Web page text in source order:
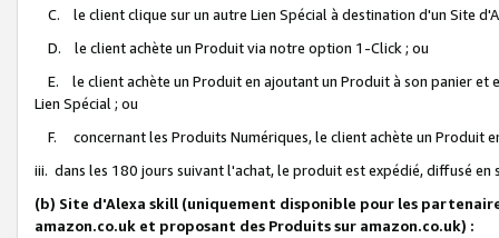
C. le client clique sur un autre Lien Spécial à destination d'un Site
D. le client achète un Produit via notre option 1-Click ; ou
E. le client achète un Produit en ajoutant un Produit à son panier et
Lien Spécial ; ou
F. concernant les Produits Numériques, le client achète un Produit
iii. dans les 180 jours suivant l'achat, le produit est expédié, diffusé
(b) Site d'Alexa skill (uniquement disponible pour les
amazon.co.uk et proposant des Produits sur amazon.co.uk) :